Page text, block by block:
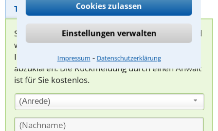
Cookies zulassen
Einstellungen verwalten
Impressum ⁃ Datenschutzerklärung
Telefonhilfe Beratungsanfrage
Sie können hier Ihren Fall schildern. Anschließend
werden sich spezialisierte Rechtsanwälte bei
Ihnen melden, um das weitere Vorgehen
abzuklären. Die Rückmeldung durch einen Anwalt
ist für Sie kostenlos.
(Anrede)